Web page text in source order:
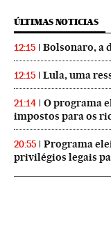
ÚLTIMAS NOTICIAS
12:15 Bolsonaro, a
12:15 Lula, uma
21:14
O programa
impostos para os
20:55
Programa
privilégios legais